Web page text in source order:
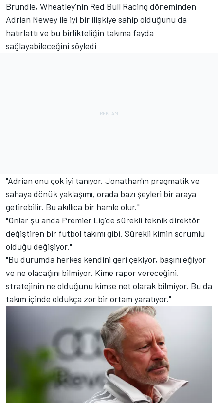
Brundle, Wheatley'nin Red Bull Racing döneminden
Adrian Newey ile iyi bir ilişkiye sahip olduğunu da
hatırlattı ve bu birlikteliğin takıma fayda
sağlayabileceğini söyledi
"Adrian onu çok iyi tanıyor. Jonathan'ın pragmatik ve
sahaya dönük yaklaşımı, orada bazı şeyleri bir araya
getirebilir. Bu akıllıca bir hamle olur."
"Onlar şu anda Premier Lig'de sürekli teknik direktör
değiştiren bir futbol takımı gibi. Sürekli kimin sorumlu
olduğu değişiyor."
"Bu durumda herkes kendini geri çekiyor, başını eğiyor
ve ne olacağını bilmiyor. Kime rapor vereceğini,
stratejinin ne olduğunu kimse net olarak bilmiyor. Bu da
takım içinde oldukça zor bir ortam yaratıyor."